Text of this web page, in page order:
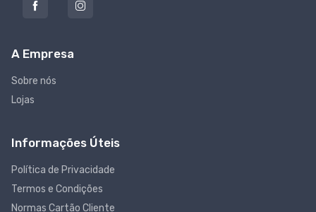
A Empresa
Sobre nós
Lojas
Informações Úteis
Política de Privacidade
Termos e Condições
Normas Cartão Cliente